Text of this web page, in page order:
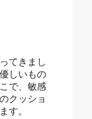
てきまし
しいもの
で、敏感
クッショ
す。